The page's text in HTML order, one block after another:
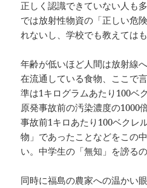
正しく認識できていない人も
では放射性物資の「正しい危
れないし、学校でも教えては
年齢が低いほど人間は放射線
在流通している食物、ここで
準は1キログラムあたり100ベ
原発事故前の汚染濃度の1000
事故前1キロあたり100ベクレ
物」であったことなどをこの
い。中学生の「無知」を謗るの
同時に福島の農家への温かい